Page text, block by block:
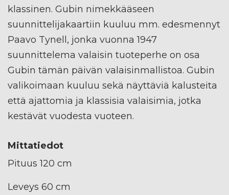
klassinen. Gubin nimekkääseen
suunnittelijakaartiin kuuluu mm. edesmennyt
Paavo Tynell, jonka vuonna 1947
suunnittelema valaisin tuoteperhe on osa
Gubin tämän päivän valaisinmallistoa. Gubin
valikoimaan kuuluu sekä näyttäviä kalusteita
että ajattomia ja klassisia valaisimia, jotka
kestävät vuodesta vuoteen.
Mittatiedot
Pituus 120 cm
Leveys 60 cm